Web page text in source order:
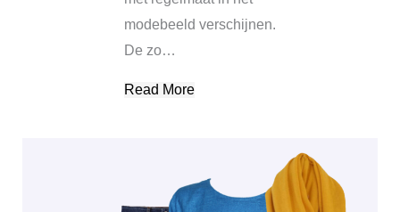
modebeeld verschijnen.
De zo…
Read More